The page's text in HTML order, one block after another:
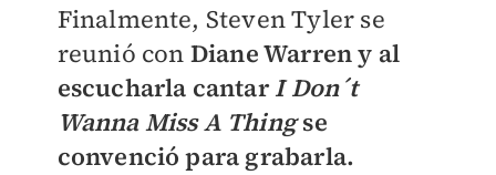
Finalmente, Steven Tyler se
reunió con Diane Warren y al
escucharla cantarI Don´t
Wanna Miss A Thingse
convenció para grabarla.